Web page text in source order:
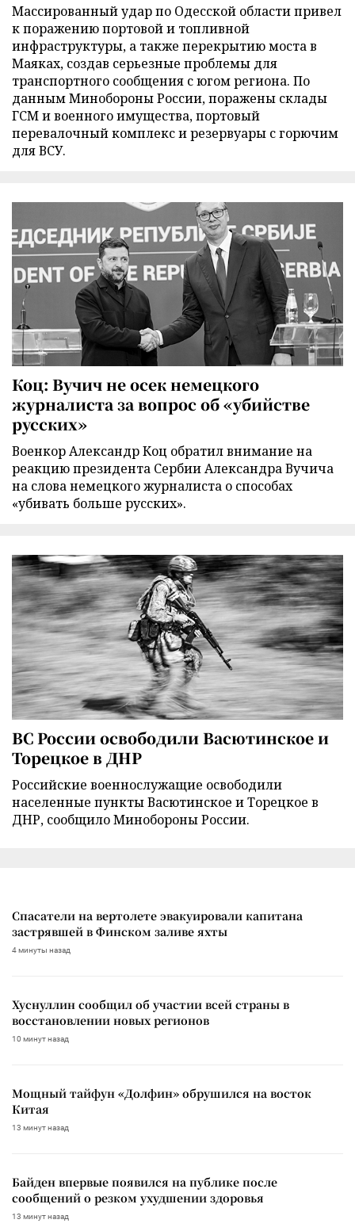
Массированный удар по Одесской области привел
к поражению портовой и топливной
инфраструктуры, а также перекрытию моста в
Маяках, создав серьезные проблемы для
транспортного сообщения с югом региона. По
данным Минобороны России, поражены склады
ГСМ и военного имущества, портовый
перевалочный комплекс и резервуары с горючим
для ВСУ.
Коц: Вучич не осек немецкого
журналиста за вопрос об «убийстве
русских»
Военкор Александр Коц обратил внимание на
реакцию президента Сербии Александра Вучича
на слова немецкого журналиста о способах
«убивать больше русских».
ВС России освободили Васютинское и
Торецкое в ДНР
Российские военнослужащие освободили
населенные пункты Васютинское и Торецкое в
ДНР, сообщило Минобороны России.
Спасатели на вертолете эвакуировали капитана
застрявшей в Финском заливе яхты
4 минуты назад
Хуснуллин сообщил об участии всей страны в
восстановлении новых регионов
10 минут назад
Мощный тайфун «Долфин» обрушился на восток
Китая
13 минут назад
Байден впервые появился на публике после
сообщений о резком ухудшении здоровья
13 минут назад